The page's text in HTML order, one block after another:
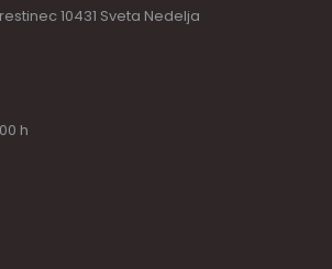
10431 Sveta Nedelja
h